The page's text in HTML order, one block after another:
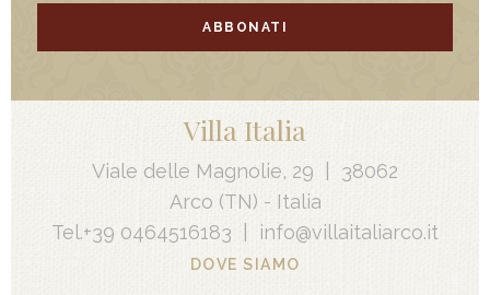
ABBONATI
Villa Italia
Viale delle Magnolie, 29
38062
Arco (TN) - Italia
Tel.+39 0464516183 info@villaitaliarco.it
DOVE SIAMO